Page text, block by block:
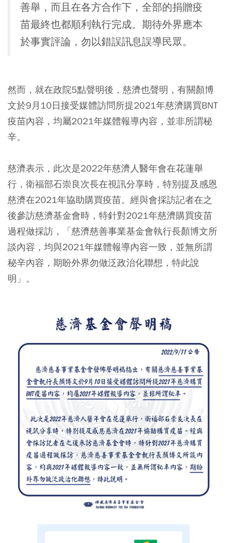
善舉，而且在各方合作下，全部的捐贈疫
苗最終也都順利執行完成。期待外界應本
於事實評論，勿以錯誤訊息誤導民眾。
然而，就在政院5點聲明後，慈濟也聲明，有關顏博
文於9月10日接受媒體訪問所提2021年慈濟購買BNT
疫苗內容，均屬2021年媒體報導內容，並非所謂秘
辛。
慈濟表示，此次是2022年慈濟人醫年會在花蓮舉
行，衛福部石崇良次長在視訊分享時，特別提及感恩
慈濟在2021年協助購買疫苗。經與會採訪記者在之
後參訪慈濟基金會時，特針對2021年慈濟購買疫苗
過程做採訪，「慈濟慈善事業基金會執行長顏博文所
談內容，均與2021年媒體報導內容一致，並無所謂
秘辛內容，期盼外界勿做泛政治化聯想，特此說
明」。